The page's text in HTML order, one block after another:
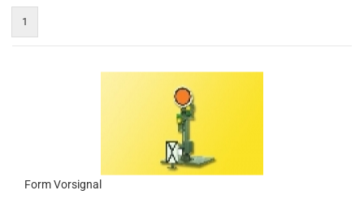
1
Form Vorsignal